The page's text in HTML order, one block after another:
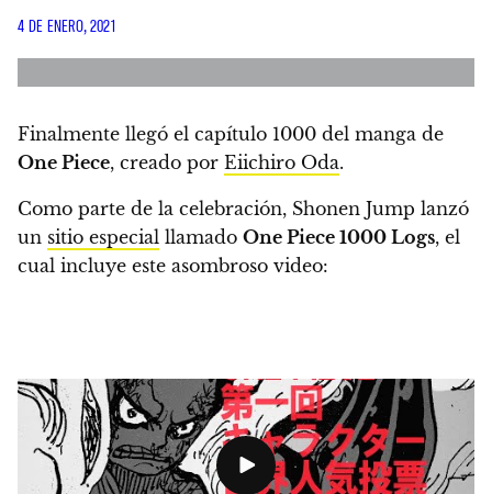
4 DE ENERO, 2021
Finalmente llegó el capítulo 1000 del manga de
One Piece, creado por Eiichiro Oda.
Como parte de la celebración, Shonen Jump lanzó
un sitio especial llamado One Piece 1000 Logs, el
cual incluye este asombroso video: